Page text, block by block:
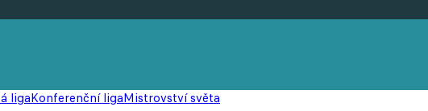
ligaKonferenční ligaMistrovství světa